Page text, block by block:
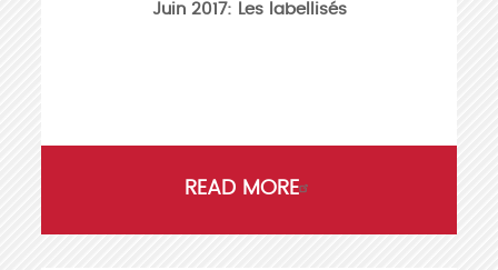
Juin 2017: Les labellisés
READ MORE